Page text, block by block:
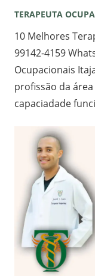
TERAPEUTA
10 Melhores
99142-4159
Ocupacionais
profissão da
capaciadade